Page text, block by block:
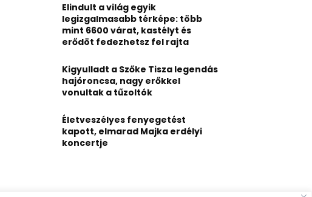
Elindult a világ egyik
legizgalmasabb térképe: több
mint 6600 várat, kastélyt és
erődöt fedezhetsz fel rajta
Kigyulladt a Szőke Tisza legendás
hajóroncsa, nagy erőkkel
vonultak a tűzoltók
Életveszélyes fenyegetést
kapott, elmarad Majka erdélyi
koncertje